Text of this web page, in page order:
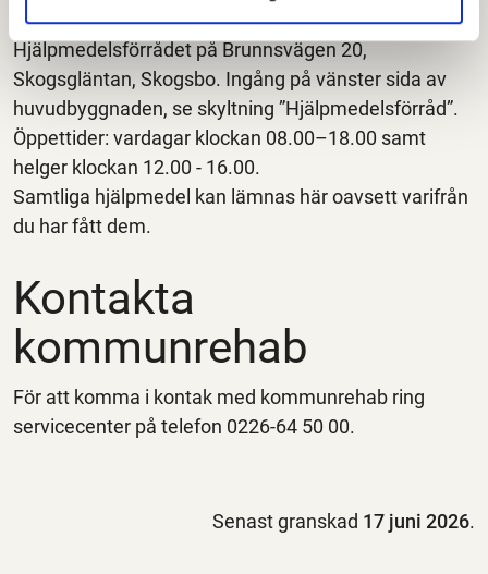
Rengjort hjälpmedel återlämnas till
Hjälpmedelsförrådet på Brunnsvägen 20,
Skogsgläntan, Skogsbo. Ingång på vänster sida av
huvudbyggnaden, se skyltning ”Hjälpmedelsförråd”.
Öppettider: vardagar klockan 08.00–18.00 samt
helger klockan 12.00 - 16.00.
Samtliga hjälpmedel kan lämnas här oavsett varifrån
du har fått dem.
Kontakta
kommunrehab
För att komma i kontak med kommunrehab ring
servicecenter på telefon 0226-64 50 00.
Senast granskad 17 juni 2026.